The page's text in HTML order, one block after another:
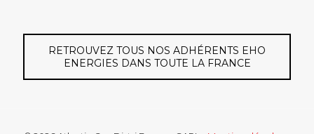
RETROUVEZ TOUS NOS ADHÉRENTS EHO
ENERGIES DANS TOUTE LA FRANCE